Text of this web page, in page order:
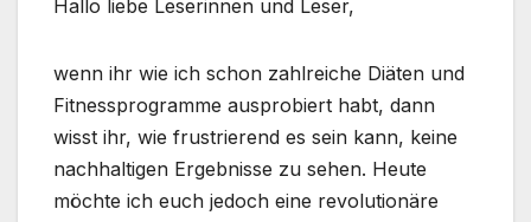
Hallo liebe Leserinnen und Leser,
wenn ihr wie ich schon zahlreiche Diäten und
Fitnessprogramme ausprobiert habt, dann
wisst ihr, wie frustrierend es sein kann, keine
nachhaltigen Ergebnisse zu sehen. Heute
möchte ich euch jedoch eine revolutionäre